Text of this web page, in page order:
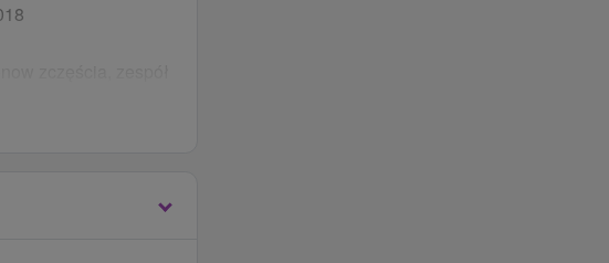
północy, przekąski